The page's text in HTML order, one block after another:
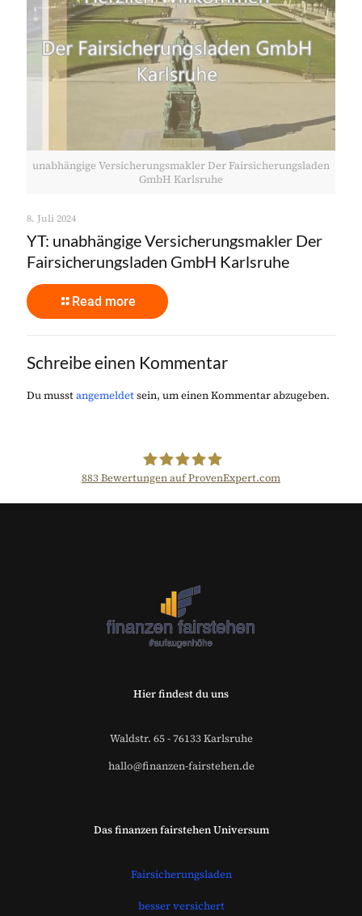
unabhängige Versicherungsmakler Der Fairsicherungsladen
GmbH Karlsruhe
8. Juli 2024
YT: unabhängige Versicherungsmakler Der
Fairsicherungsladen GmbH Karlsruhe
Read more
Schreibe einen Kommentar
Du musstangemeldetsein, um einen Kommentar abzugeben.
Der Fairsicherungsladen GmbH
Finanzberater Karlsruhe
883Bewertungen auf ProvenExpert.com
Hier findest du uns
Waldstr. 65 - 76133 Karlsruhe
hallo@finanzen-fairstehen.de
Das finanzen fairstehen Universum
Fairsicherungsladen
besser versichert